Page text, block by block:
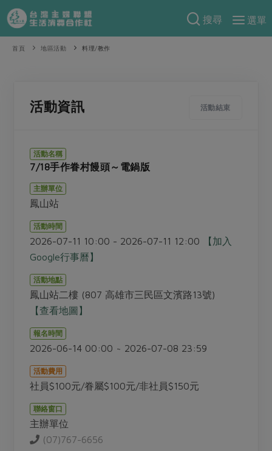
搜尋
選單
產品分類
芽苗類
奶蛋豆・五穀
肉品・水產
畜產肉類
水畜加工品
調理食材・點心
休閒零嘴
居家好物
食材
麵食
肉食
海鮮
蔬食
蛋料理
料理方式
醬料
湯品．鍋物
漬物
涼拌沙拉
飲品
特別企畫
把最好的台灣味帶回家！
2026年端午節預購圓滿結束
更多預購活動
當季產品
合作25-經典快閃最後一週
合作25-精選產品第四彈
合作25-精選產品第三彈
更多當季產品
主婦聯盟X樂齡網特約優惠案
30%rPET紅烏龍茶
觀點文章
主婦食堂
社內大小事
產品故事
樂齡生活
廚房瑜伽
關注議題
減硝酸鹽
廢核運動 能源議題
減添加物
公益金
更多議題
關於合作社
認識合作社
關於我們
合作社組織
員工與求才
產品檢驗
自主把關
檢驗報告
硝酸鹽檢驗
社員權益
合作社法規
重要公告
首頁 地區活動 料理/教作
活動結束
活動資訊
活動名稱
7/18手作眷村饅頭～電鍋版
主辦單位
鳳山站
活動時間
2026-07-11 10:00 - 2026-07-11 12:00
【加入
Google行事曆】
活動地點
鳳山站二樓 (807 高雄市三民區文濱路13號)
【查看地圖】
報名時間
2026-06-14 00:00 ~ 2026-07-08 23:59
活動費用
社員$100元/眷屬$100元/非社員$150元
聯絡窗口
主辦單位
(07)767-6656